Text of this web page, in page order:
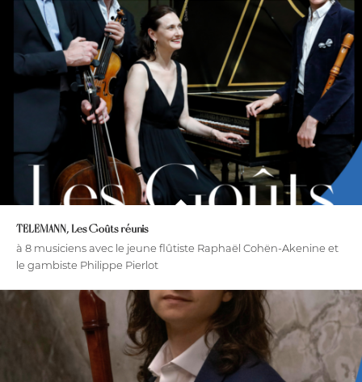
TELEMANN, Les Goûts réunis
à 8 musiciens avec le jeune flûtiste Raphaël Cohën-Akenine et
le gambiste Philippe Pierlot